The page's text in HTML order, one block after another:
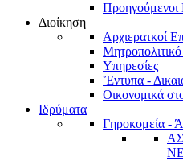
Προηγούμενοι
Διοίκηση
Αρχιερατκοί
Υπηρεσίες
'Έντυπα -
Οικονομικά
Ιδρύματα
Γηροκομεία -